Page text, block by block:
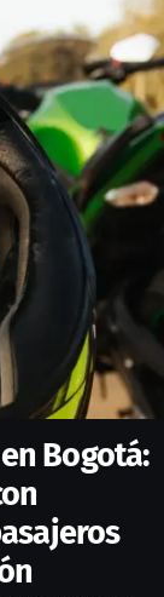
Bogotá: